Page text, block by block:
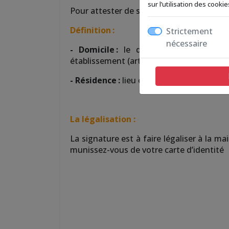
sur l’utilisation des
Strictement
nécessaire
Pour attester de son domicile lors d’un
Définition :
- Domicile :le domicile de toute
établissement (art.102 du Code civil).
- Résidence : lieu où la personne vit
La légalisation :
La signature est à faire légaliser à la
munissez-vous de votre carte d’identité